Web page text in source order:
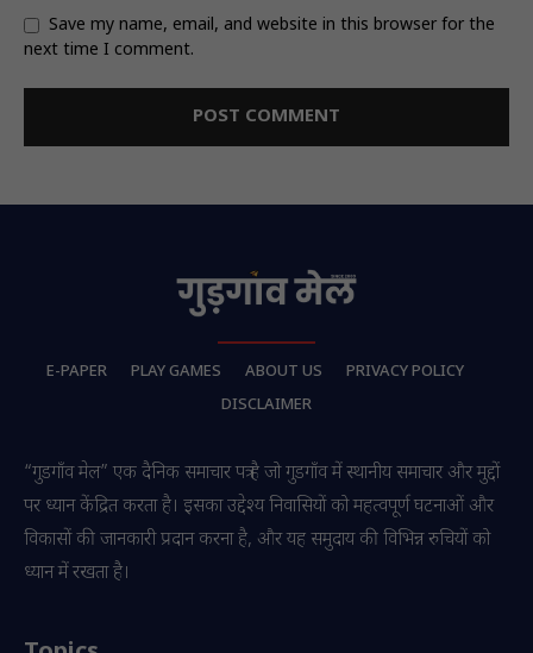
Save my name, email, and website in this browser for the
next time I comment.
E-PAPER PLAY GAMES ABOUT US
PRIVACY POLICY
DISCLAIMER
“गुडगाँव मेल” एक दैनिक समाचार पत्र है जो गुडगाँव में स्थानीय समाचार और मुद्दों
पर ध्यान केंद्रित करता है। इसका उद्देश्य निवासियों को महत्वपूर्ण घटनाओं और
विकासों की जानकारी प्रदान करना है, और यह समुदाय की विभिन्न रुचियों को
ध्यान में रखता है।